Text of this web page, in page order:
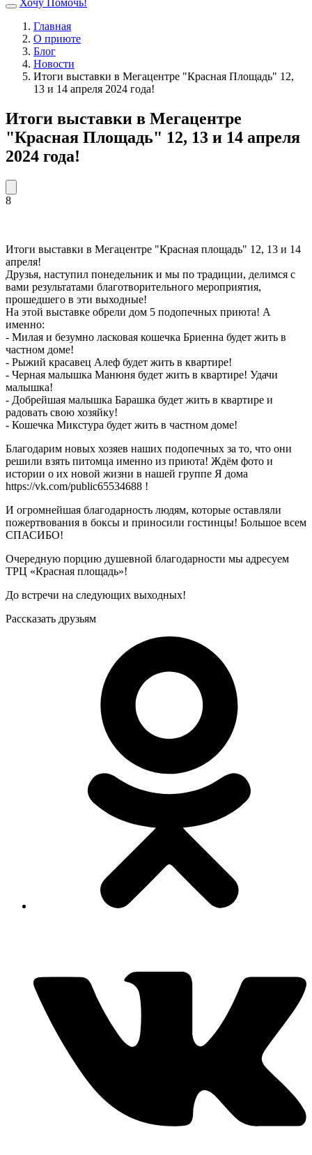
Хочу Помочь!
Главная
О приюте
Блог
Новости
Итоги выставки в Мегацентре "Красная Площадь" 12,
13 и 14 апреля 2024 года!
Итоги выставки в Мегацентре
"Красная Площадь" 12, 13 и 14 апреля
2024 года!
8
Итоги выставки в Мегацентре "Красная площадь" 12, 13 и 14
апреля!
Друзья, наступил понедельник и мы по традиции, делимся с
вами результатами благотворительного мероприятия,
прошедшего в эти выходные!
На этой выставке обрели дом 5 подопечных приюта! А
именно:
- Милая и безумно ласковая кошечка Бриенна будет жить в
частном доме!
- Рыжий красавец Алеф будет жить в квартире!
- Черная малышка Манюня будет жить в квартире! Удачи
малышка!
- Добрейшая малышка Барашка будет жить в квартире и
радовать свою хозяйку!
- Кошечка Микстура будет жить в частном доме!
Благодарим новых хозяев наших подопечных за то, что они
решили взять питомца именно из приюта! Ждём фото и
истории о их новой жизни в нашей группе Я дома
https://vk.com/public65534688 !
И огромнейшая благодарность людям, которые оставляли
пожертвования в боксы и приносили гостинцы! Большое всем
СПАСИБО!
Очередную порцию душевной благодарности мы адресуем
ТРЦ «Красная площадь»!
До встречи на следующих выходных!
Рассказать друзьям